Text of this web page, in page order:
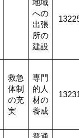
地域
への
出張
所の
建設
救急
体制
の充
実
専門
的人
材の
養成